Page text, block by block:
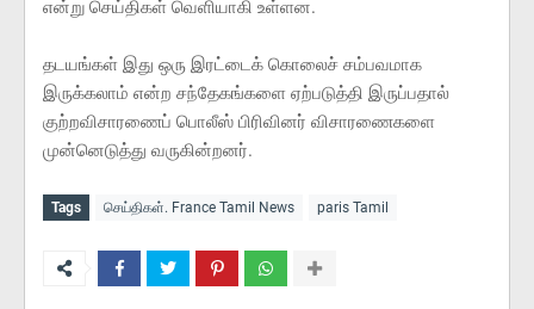
என்று செய்திகள் வெளியாகி உள்ளன.
தடயங்கள் இது ஒரு இரட்டைக் கொலைச் சம்பவமாக
இருக்கலாம் என்ற சந்தேகங்களை ஏற்படுத்தி இருப்பதால்
குற்றவிசாரணைப் பொலீஸ் பிரிவினர் விசாரணைகளை
முன்னெடுத்து வருகின்றனர்.
Tags செய்திகள். France Tamil News paris Tamil